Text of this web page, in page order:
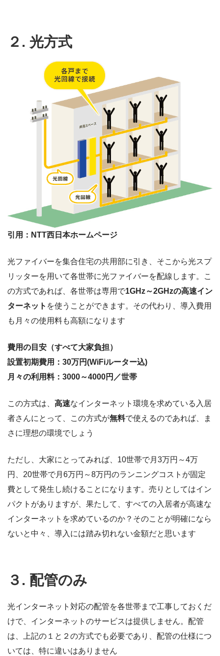
２. 光方式
引用：NTT西日本ホームページ
光ファイバーを集合住宅の共用部に引き、そこから光スプ
リッターを用いて各世帯に光ファイバーを配線します。こ
の方式であれば、各世帯は専用で1GHz～2GHzの高速イン
ターネット を使うことができます。その代わり、導入費用
も月々の使用料も高額になります
費用の目安（すべて大家負担）
設置初期費用：30万円(WiFiルーター込)
月々の利用料：3000～4000円／世帯
この方式は、 高速なインターネット環境を求めている入居
者さんにとって、この方式が無料で使えるのであれば、ま
さに理想の環境でしょう
ただし、大家にとってみれば、10世帯で月3万円～4万
円、20世帯で月6万円～8万円のランニングコストが固定
費として発生し続けることになります。売りとしてはイン
パクトがありますが、果たして、すべての入居者が高速な
インターネットを求めているのか？そのことが明確になら
ないと中々、導入には踏み切れない金額だと思います
３. 配管のみ
光インターネット対応の配管を各世帯まで工事しておくだ
けで、インターネットのサービスは提供しません。配管
は、上記の１と２の方式でも必要であり、配管の仕様につ
いては、特に違いはありません